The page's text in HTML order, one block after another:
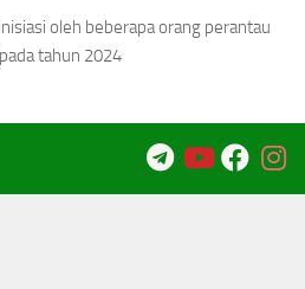
oleh beberapa orang perantau
tahun 2024